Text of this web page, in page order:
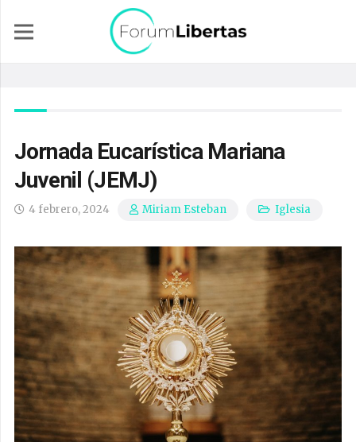
Jornada Eucarística Mariana
Juvenil (JEMJ)
4 febrero, 2024 Miriam Esteban Iglesia